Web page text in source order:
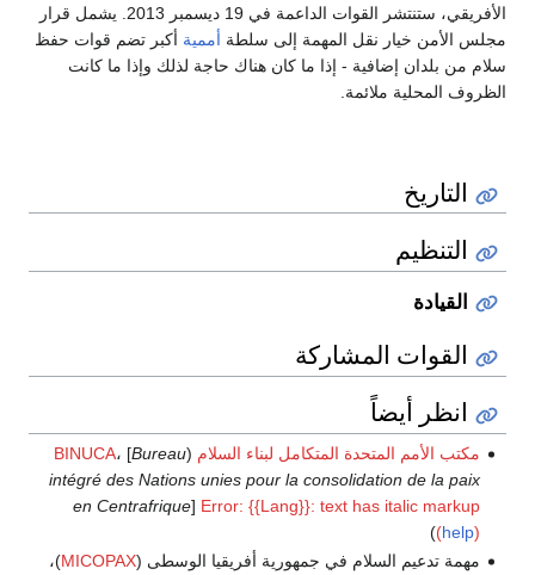
الأفريقي، ستنتشر القوات الداعمة في 19 ديسمبر 2013. يشمل قرار
مجلس الأمن خيار نقل المهمة إلى سلطة أممية أكبر تضم قوات حفظ
سلام من بلدان إضافية - إذا ما كان هناك حاجة لذلك وإذا ما كانت
الظروف المحلية ملائمة.
التاريخ
التنظيم
القيادة
القوات المشاركة
انظر أيضاً
مكتب الأمم المتحدة المتكامل لبناء السلام (
BINUCA، [Bureau
intégré des Nations unies pour la consolidation de la paix
en Centrafrique] Error: {{Lang}}: text has italic markup
(help)
)
مهمة تدعيم السلام في جمهورية أفريقيا الوسطى (MICOPAX)،